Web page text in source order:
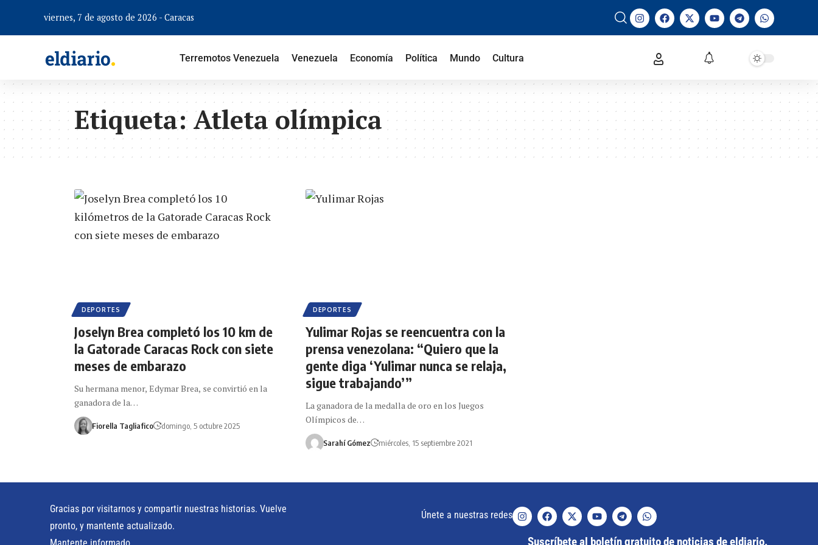
viernes, 7 de agosto de 2026 - Caracas
Terremotos Venezuela Venezuela Economía Política Mundo Cultura
Etiqueta:Atleta olímpica
DEPORTES
Joselyn Brea completó los 10 km de
la Gatorade Caracas Rock con siete
meses de embarazo
Su hermana menor, Edymar Brea, se convirtió en la
ganadora de la…
Fiorella Tagliafico domingo, 5 octubre 2025
DEPORTES
Yulimar Rojas se reencuentra con la
prensa venezolana: “Quiero que la
gente diga ‘Yulimar nunca se relaja,
sigue trabajando’”
La ganadora de la medalla de oro en los Juegos
Olímpicos de…
Sarahí Gómez miércoles, 15 septiembre 2021
Gracias por visitarnos y compartir nuestras historias. Vuelve
pronto, y mantente actualizado.
Únete a nuestras redes
Suscríbete al boletín gratuito de noticias de eldiario.